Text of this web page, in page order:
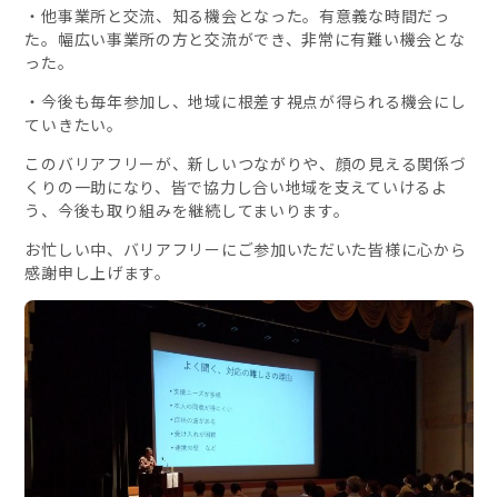
・他事業所と交流、知る機会となった。有意義な時間だっ
た。幅広い事業所の方と交流ができ、非常に有難い機会とな
った。
・今後も毎年参加し、地域に根差す視点が得られる機会にし
ていきたい。
このバリアフリーが、新しいつながりや、顔の見える関係づ
くりの一助になり、皆で協力し合い地域を支えていけるよ
う、今後も取り組みを継続してまいります。
お忙しい中、バリアフリーにご参加いただいた皆様に心から
感謝申し上げます。